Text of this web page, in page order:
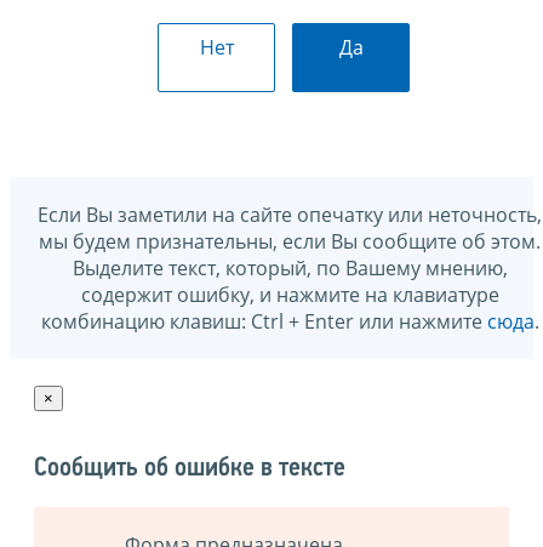
Нет Да
Если Вы заметили на сайте опечатку или неточность,
мы будем признательны, если Вы сообщите об этом.
Выделите текст, который, по Вашему мнению,
содержит ошибку, и нажмите на клавиатуре
комбинацию клавиш: Ctrl + Enter или нажмите сюда.
×
Сообщить об ошибке в тексте